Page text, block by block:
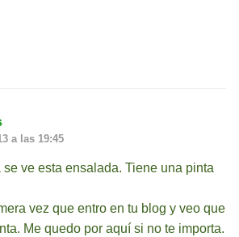
a las 19:45
ve esta ensalada. Tiene una pinta
vez que entro en tu blog y veo que
Me quedo por aquí si no te importa.